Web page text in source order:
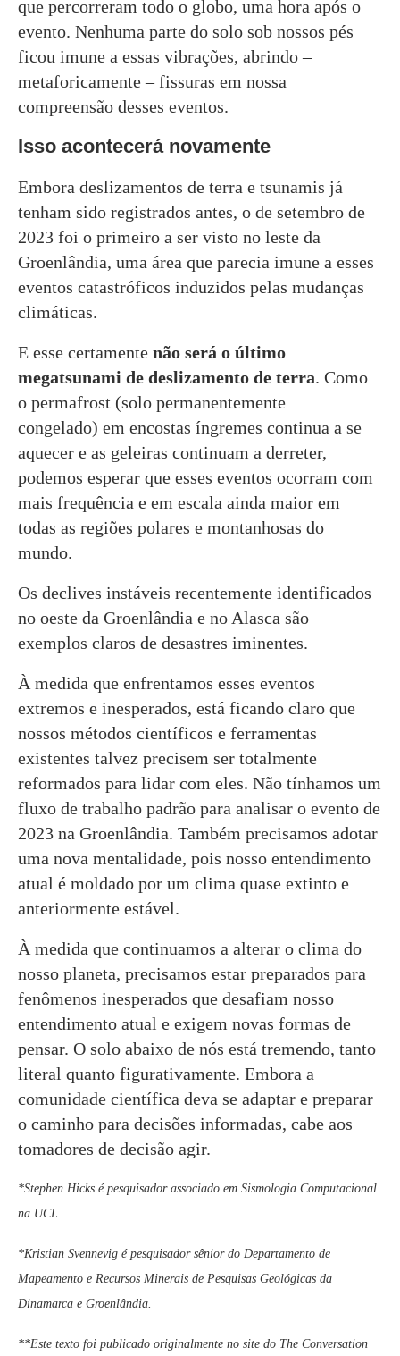
que percorreram todo o globo, uma hora após o
evento. Nenhuma parte do solo sob nossos pés
ficou imune a essas vibrações, abrindo –
metaforicamente – fissuras em nossa
compreensão desses eventos.
Isso acontecerá novamente
Embora deslizamentos de terra e tsunamis já
tenham sido registrados antes, o de setembro de
2023 foi o primeiro a ser visto no leste da
Groenlândia, uma área que parecia imune a esses
eventos catastróficos induzidos pelas mudanças
climáticas.
E esse certamente não será o último
megatsunami de deslizamento de terra. Como
o permafrost (solo permanentemente
congelado) em encostas íngremes continua a se
aquecer e as geleiras continuam a derreter,
podemos esperar que esses eventos ocorram com
mais frequência e em escala ainda maior em
todas as regiões polares e montanhosas do
mundo.
Os declives instáveis recentemente identificados
no oeste da Groenlândia e no Alasca são
exemplos claros de desastres iminentes.
À medida que enfrentamos esses eventos
extremos e inesperados, está ficando claro que
nossos métodos científicos e ferramentas
existentes talvez precisem ser totalmente
reformados para lidar com eles. Não tínhamos um
fluxo de trabalho padrão para analisar o evento de
2023 na Groenlândia. Também precisamos adotar
uma nova mentalidade, pois nosso entendimento
atual é moldado por um clima quase extinto e
anteriormente estável.
À medida que continuamos a alterar o clima do
nosso planeta, precisamos estar preparados para
fenômenos inesperados que desafiam nosso
entendimento atual e exigem novas formas de
pensar. O solo abaixo de nós está tremendo, tanto
literal quanto figurativamente. Embora a
comunidade científica deva se adaptar e preparar
o caminho para decisões informadas, cabe aos
tomadores de decisão agir.
*Stephen Hicks é pesquisador associado em Sismologia Computacional
na UCL.
*Kristian Svennevig é pesquisador sênior do Departamento de
Mapeamento e Recursos Minerais de Pesquisas Geológicas da
Dinamarca e Groenlândia.
**Este texto foi publicado originalmente no site do The Conversation